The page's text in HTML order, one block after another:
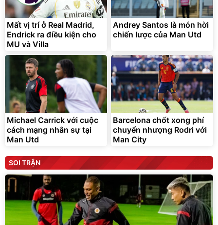
Mất vị trí ở Real Madrid,
Endrick ra điều kiện cho
MU và Villa
Andrey Santos là món hời
chiến lược của Man Utd
Michael Carrick với cuộc
cách mạng nhân sự tại
Man Utd
Barcelona chốt xong phí
chuyển nhượng Rodri với
Man City
SOI TRẬN